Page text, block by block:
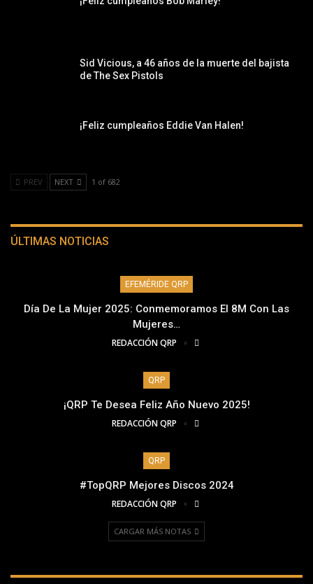
Sid Vicious, a 46 años de la muerte del bajista
de The Sex Pistols
¡Feliz cumpleaños Eddie Van Halen!
PREV NEXT 1 of 682
ÚLTIMAS NOTICIAS
EFEMÉRIDE QRP
Día De La Mujer 2025: Conmemoramos El 8M Con Las
Mujeres…
REDACCIÓN QRP
QRP
¡QRP Te Desea Feliz Año Nuevo 2025!
REDACCIÓN QRP
QRP
#TopQRP Mejores Discos 2024
REDACCIÓN QRP
CARGAR MÁS NOTAS